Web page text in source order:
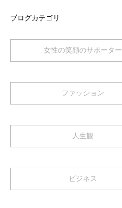
ブログカテゴリ
女性の笑顔のサポーター
ファッション
人生観
ビジネス